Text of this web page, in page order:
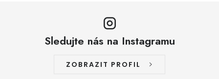
Sledujte nás na Instagramu
ZOBRAZIT PROFIL